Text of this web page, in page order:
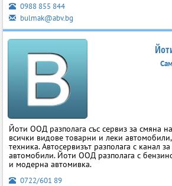
0988 855 844
bulmak@abv.bg
Йоти ООД разполага със сервиз за смяна
всички видове товарни и леки
техника. Автосервизът разполага с канал
автомобили. Йоти ООД разполага с
и модерна автомивка.
0722/601 89